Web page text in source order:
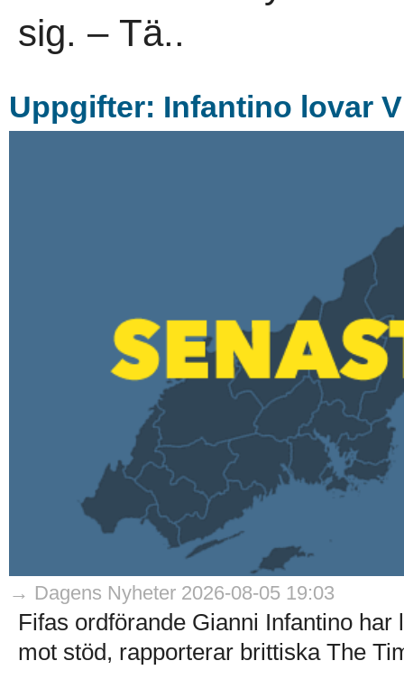
sig. – Tä..
Uppgifter: Infantino lovar
→ Dagens Nyheter 2026-08-05 19:03
Fifas ordförande Gianni Infantino
mot stöd, rapporterar brittiska The